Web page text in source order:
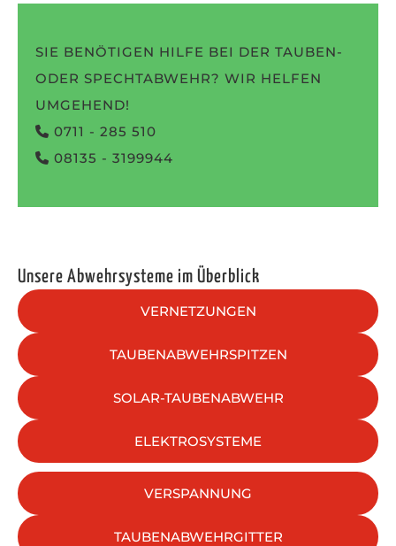
SIE BENÖTIGEN HILFE BEI DER TAUBEN-
ODER SPECHTABWEHR? WIR HELFEN
UMGEHEND!
0711 - 285 510
08135 - 3199944
Unsere Abwehrsysteme im Überblick
VERNETZUNGEN
TAUBENABWEHRSPITZEN
SOLAR-TAUBENABWEHR
ELEKTROSYSTEME
VERSPANNUNG
TAUBENABWEHRGITTER